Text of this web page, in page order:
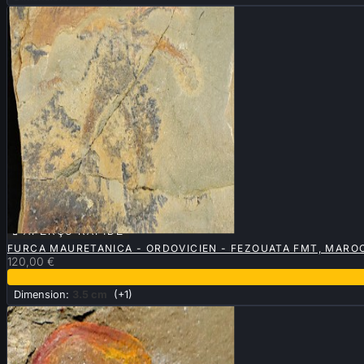
 APERÇU RAPIDE
FURCA MAURETANICA - ORDOVICIEN - FEZOUATA FMT,
120,00 €
Dimension: 3.5 cm (+1)